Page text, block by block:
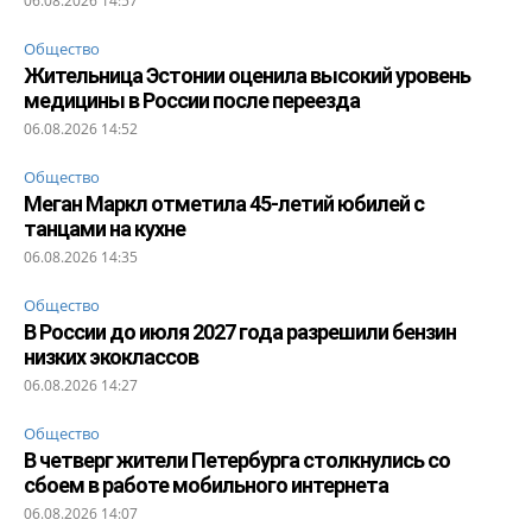
Общество
Жительница Эстонии оценила высокий уровень
медицины в России после переезда
06.08.2026 14:52
Общество
Меган Маркл отметила 45-летий юбилей с
танцами на кухне
06.08.2026 14:35
Общество
В России до июля 2027 года разрешили бензин
низких экоклассов
06.08.2026 14:27
Общество
В четверг жители Петербурга столкнулись со
сбоем в работе мобильного интернета
06.08.2026 14:07